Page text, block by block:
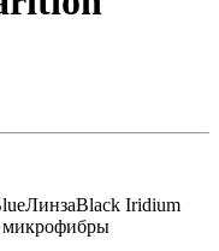
ЛинзаBlack Iridium
микрофибры